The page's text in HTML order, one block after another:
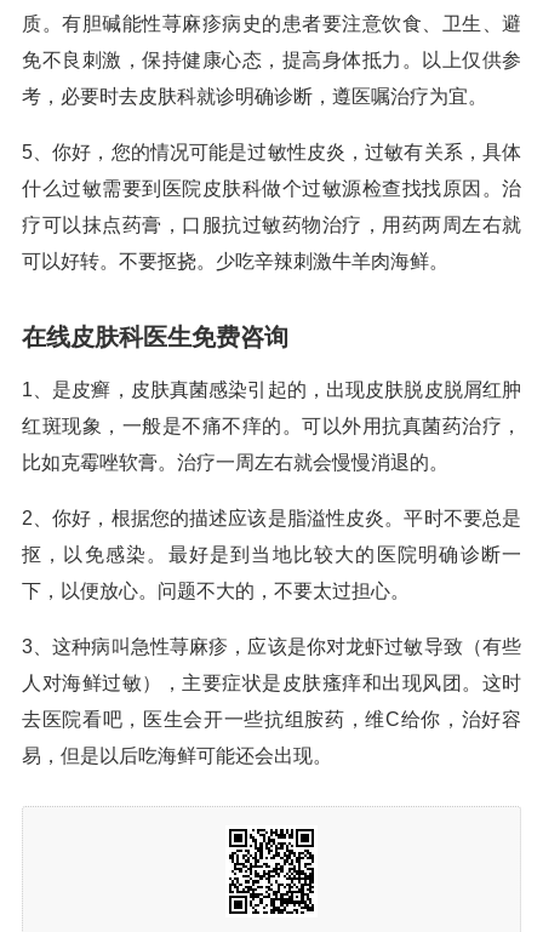
质。有胆碱能性荨麻疹病史的患者要注意饮食、卫生、避
免不良刺激，保持健康心态，提高身体抵力。以上仅供参
考，必要时去皮肤科就诊明确诊断，遵医嘱治疗为宜。
5、你好，您的情况可能是过敏性皮炎，过敏有关系，具体
什么过敏需要到医院皮肤科做个过敏源检查找找原因。治
疗可以抹点药膏，口服抗过敏药物治疗，用药两周左右就
可以好转。不要抠挠。少吃辛辣刺激牛羊肉海鲜。
在线皮肤科医生免费咨询
1、是皮癣，皮肤真菌感染引起的，出现皮肤脱皮脱屑红肿
红斑现象，一般是不痛不痒的。可以外用抗真菌药治疗，
比如克霉唑软膏。治疗一周左右就会慢慢消退的。
2、你好，根据您的描述应该是脂溢性皮炎。平时不要总是
抠，以免感染。最好是到当地比较大的医院明确诊断一
下，以便放心。问题不大的，不要太过担心。
3、这种病叫急性荨麻疹，应该是你对龙虾过敏导致（有些
人对海鲜过敏），主要症状是皮肤瘙痒和出现风团。这时
去医院看吧，医生会开一些抗组胺药，维C给你，治好容
易，但是以后吃海鲜可能还会出现。